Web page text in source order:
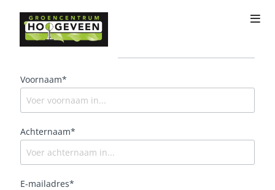
Contact
Voornaam*
Achternaam*
E-mailadres*